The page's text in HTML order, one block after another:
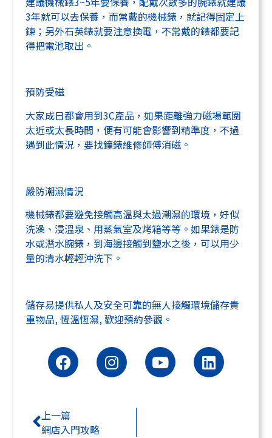
3年就可以去保養，而常戴的機械錶，就記得固定上
鍊；另外石英錶就要注意換電，不常戴的錶都要記
得把電池取出。
預防受磁
大家成日都會用到3C產品，如果距離強力磁場範圍
太近或太長時間，便有可能會影響到精準度，不過
遇到此情況，要找鐘錶維修師傅消磁。
嚴防潮濕情況
機械錶都要避免接觸高溫與太過潮濕的環境，好似
洗澡、浸溫泉、用蒸氣室及烤箱等等。如果錶是防
水或潛水腕錶，到海邊接觸到鹽水之後，可以用少
量的清水輕輕沖洗下。
儲存易提供私人及安全可靠的無人接觸環境儲存貴
重物品, 恆溫恆濕, 歡迎預約參觀。
上一篇
網店入門攻略